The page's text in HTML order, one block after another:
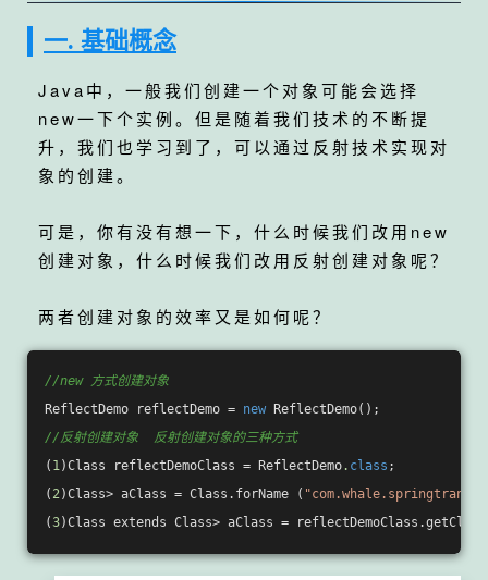
一. 基础概念
Java中，一般我们创建一个对象可能会选择
new一下个实例。但是随着我们技术的不断提
升，我们也学习到了，可以通过反射技术实现对
象的创建。
可是，你有没有想一下，什么时候我们改用new
创建对象，什么时候我们改用反射创建对象呢？
两者创建对象的效率又是如何呢？
//new 方式创建对象
ReflectDemo reflectDemo = new
//反射创建对象  反射创建对象的三种方式
( 1 )Class reflectDemoClass = ReflectDemo. class ;
( 2 )Class> aClass = Class.forName (
(3